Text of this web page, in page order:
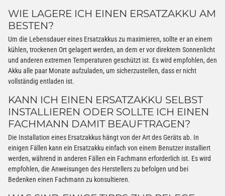
WIE LAGERE ICH EINEN ERSATZAKKU AM
BESTEN?
Um die Lebensdauer eines Ersatzakkus zu maximieren, sollte er an einem
kühlen, trockenen Ort gelagert werden, an dem er vor direktem Sonnenlicht
und anderen extremen Temperaturen geschützt ist. Es wird empfohlen, den
Akku alle paar Monate aufzuladen, um sicherzustellen, dass er nicht
vollständig entladen ist.
KANN ICH EINEN ERSATZAKKU SELBST
INSTALLIEREN ODER SOLLTE ICH EINEN
FACHMANN DAMIT BEAUFTRAGEN?
Die Installation eines Ersatzakkus hängt von der Art des Geräts ab. In
einigen Fällen kann ein Ersatzakku einfach von einem Benutzer installiert
werden, während in anderen Fällen ein Fachmann erforderlich ist. Es wird
empfohlen, die Anweisungen des Herstellers zu befolgen und bei
Bedenken einen Fachmann zu konsultieren.